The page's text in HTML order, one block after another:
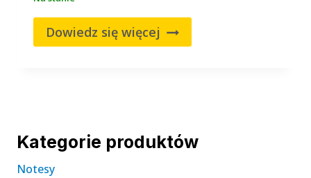
Dowiedz się więcej
Kategorie produktów
Notesy